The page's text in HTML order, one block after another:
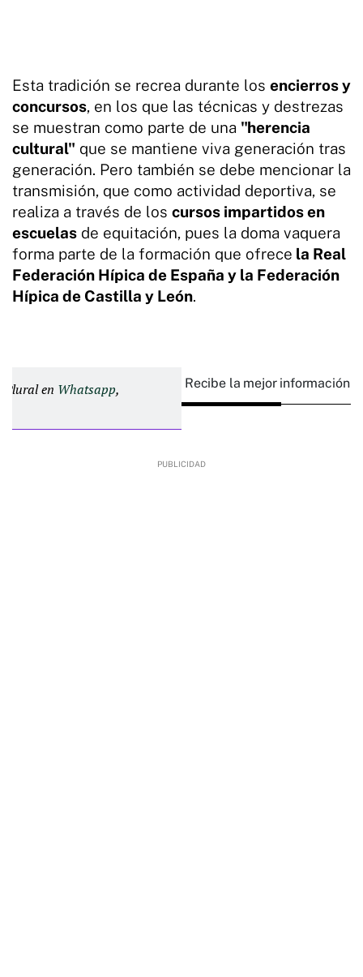
Esta tradición se recrea durante los encierros y
concursos, en los que las técnicas y destrezas
se muestran como parte de una "herencia
cultural" que se mantiene viva generación tras
generación. Pero también se debe mencionar la
transmisión, que como actividad deportiva, se
realiza a través de los cursos impartidos en
escuelas de equitación, pues la doma vaquera
forma parte de la formación que ofrece la Real
Federación Hípica de España y la Federación
Hípica de Castilla y León.
Plural en Whatsapp, Recibe la mejor información